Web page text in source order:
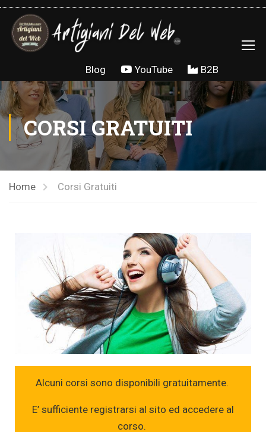
Salta al contenuto
B2B
YouTube
Blog
CORSI GRATUITI
Home Corsi Gratuiti
Alcuni corsi sono disponibili gratuitamente.
E’ sufficiente registrarsi al sito ed accedere al
corso.